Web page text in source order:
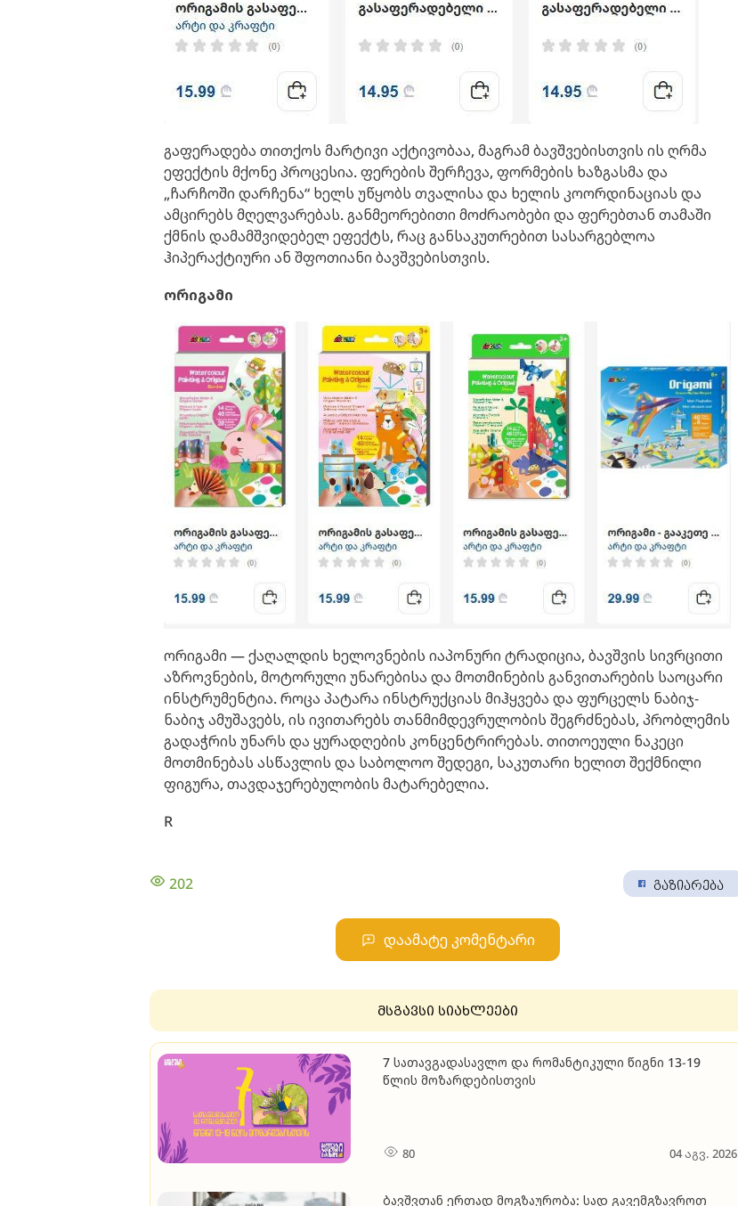
გაფერადება თითქოს მარტივი აქტივობაა, მაგრამ ბავშვებისთვის ის ღრმა
ეფექტის მქონე პროცესია. ფერების შერჩევა, ფორმების ხაზგასმა და
„ჩარჩოში დარჩენა“ ხელს უწყობს თვალისა და ხელის კოორდინაციას და
ამცირებს მღელვარებას. განმეორებითი მოძრაობები და ფერებთან თამაში
ქმნის დამამშვიდებელ ეფექტს, რაც განსაკუთრებით სასარგებლოა
ჰიპერაქტიური ან შფოთიანი ბავშვებისთვის.
ორიგამი
ორიგამი — ქაღალდის ხელოვნების იაპონური ტრადიცია, ბავშვის სივრცითი
აზროვნების, მოტორული უნარებისა და მოთმინების განვითარების საოცარი
ინსტრუმენტია. როცა პატარა ინსტრუქციას მიჰყვება და ფურცელს ნაბიჯ-
ნაბიჯ ამუშავებს, ის ივითარებს თანმიმდევრულობის შეგრძნებას, პრობლემის
გადაჭრის უნარს და ყურადღების კონცენტრირებას. თითოეული ნაკეცი
მოთმინებას ასწავლის და საბოლოო შედეგი, საკუთარი ხელით შექმნილი
ფიგურა, თავდაჯერებულობის მატარებელია.
R
202 გაზიარება
დაამატე კომენტარი
მსგავსი სიახლეები
7 სათავგადასავლო და რომანტიკული წიგნი 13-19
წლის მოზარდებისთვის
80 04 აგვ. 2026
ბავშვთან ერთად მოგზაურობა: სად გავემგზავროთ